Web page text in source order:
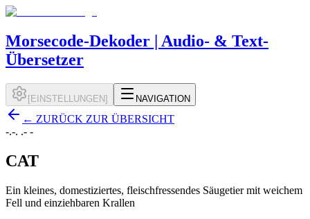
Morsecode-Dekoder | Audio- & Text-
Übersetzer
[EINSTELLUNGEN] NAVIGATION
← ZURÜCK ZUR ÜBERSICHT
-.-. .- -
CAT
Ein kleines, domestiziertes, fleischfressendes Säugetier mit weichem
Fell und einziehbaren Krallen